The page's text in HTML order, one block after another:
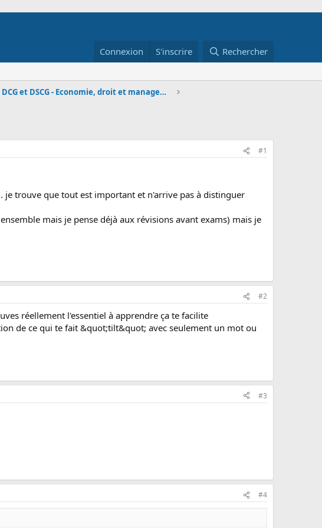
Connexion S'inscrire Rechercher
DCG et DSCG - Economie, droit et management
#1
je trouve que tout est important et n'arrive pas à distinguer
mais je pense déjà aux révisions avant exams) mais je
#2
réellement l'essentiel à apprendre ça te facilite
de ce qui te fait &quot;tilt&quot; avec seulement un mot ou
#3
#4